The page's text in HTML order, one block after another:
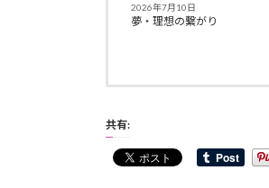
2026年7月10日
夢・理想の繋がり
共有: